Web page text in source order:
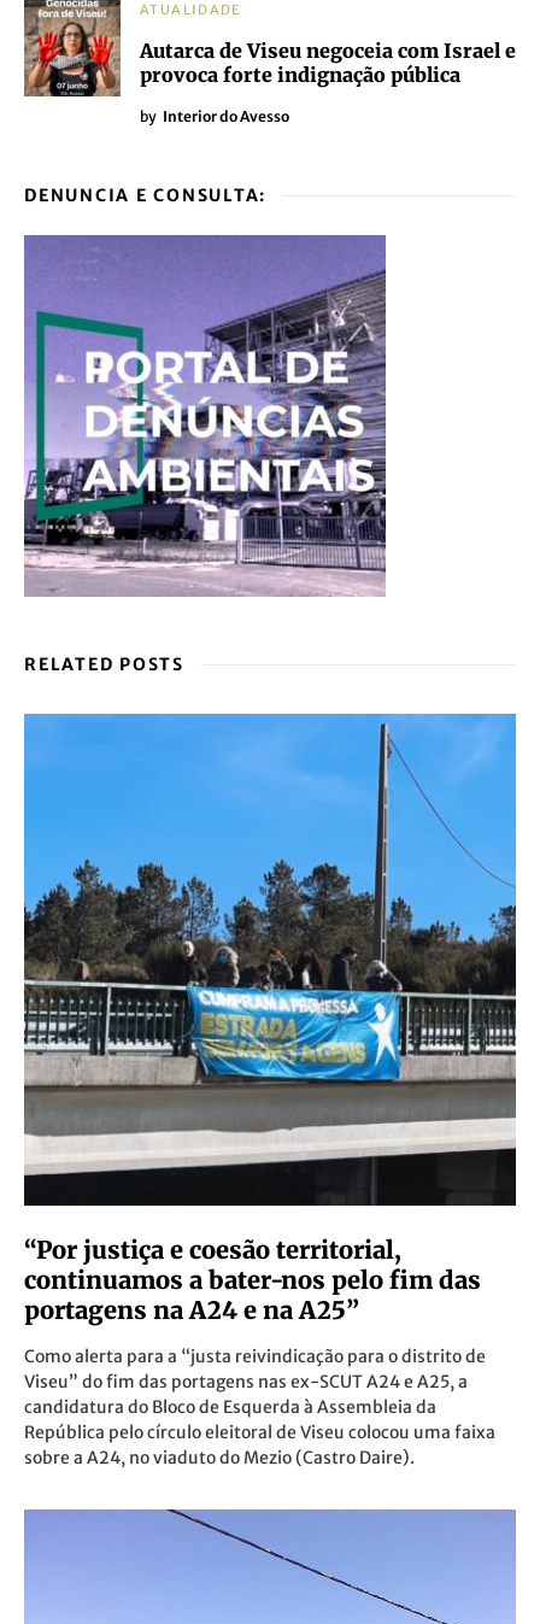
ATUALIDADE
Autarca de Viseu negoceia com Israel e
provoca forte indignação pública
by Interior do Avesso
DENUNCIA E CONSULTA:
RELATED POSTS
“Por justiça e coesão territorial,
continuamos a bater-nos pelo fim das
portagens na A24 e na A25”
Como alerta para a “justa reivindicação para o distrito de
Viseu” do fim das portagens nas ex-SCUT A24 e A25, a
candidatura do Bloco de Esquerda à Assembleia da
República pelo círculo eleitoral de Viseu colocou uma faixa
sobre a A24, no viaduto do Mezio (Castro Daire).